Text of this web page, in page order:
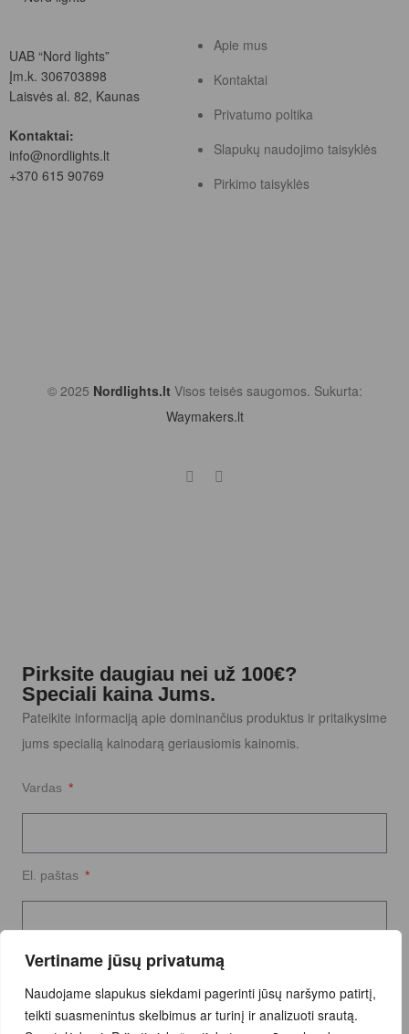
Vertiname jūsų privatumą
Naudojame slapukus siekdami pagerinti jūsų naršymo patirtį,
teikti suasmenintus skelbimus ar turinį ir analizuoti srautą.
UAB “Nord lights”
Įm.k. 306703898
Laisvės al. 82, Kaunas
Kontaktai:
info@nordlights.lt
+370 615 90769
Apie mus
Kontaktai
Privatumo poltika
Slapukų naudojimo taisyklės
Pirkimo taisyklės
© 2025 Nordlights.lt Visos teisės saugomos. Sukurta:
Waymakers.lt
Pirksite daugiau nei už 100€?
Speciali kaina Jums.
Pateikite informaciją apie dominančius produktus ir pritaikysime
jums specialią kainodarą geriausiomis kainomis.
Vardas
El. paštas
Užklausos tekstas